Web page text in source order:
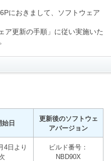
におきまして、ソフトウェア
ア更新の手順」 に従い実施いた
日
更新後のソフトウェ
アバージョン
4日より
ビルド番号：
NBD90X